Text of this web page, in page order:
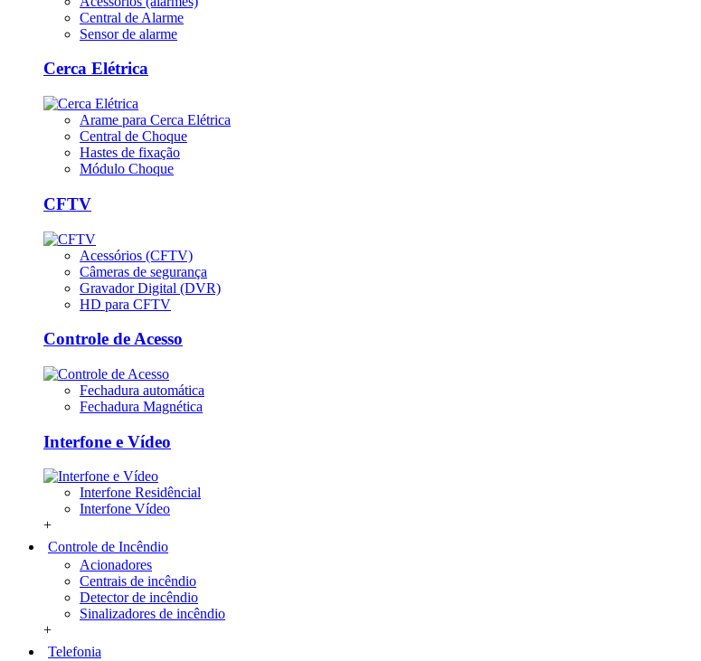
Central de Alarme
Sensor de alarme
Cerca Elétrica
Arame para Cerca Elétrica
Central de Choque
Hastes de fixação
Módulo Choque
CFTV
Acessórios (CFTV)
Câmeras de segurança
Gravador Digital (DVR)
HD para CFTV
Controle de Acesso
Fechadura automática
Fechadura Magnética
Interfone e Vídeo
Interfone Residêncial
Interfone Vídeo
+
Controle de Incêndio
Acionadores
Centrais de incêndio
Detector de incêndio
Sinalizadores de incêndio
+
Telefonia